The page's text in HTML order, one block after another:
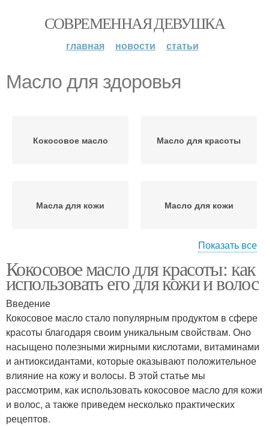
СОВРЕМЕННАЯ ДЕВУШКА
главная новости статьи
Масло для здоровья
Кокосовое масло Масло для красоты
Масла для кожи Масло для кожи
Масла для волос Масло для волос
Масло в кулинарии Масло для ухода
Масло для удаления
Масло для
приготовления
Показать все
Кокосовое масло для красоты: как
использовать его для кожи и волос
Введение
Кокосовое масло стало популярным продуктом в сфере
красоты благодаря своим уникальным свойствам. Оно
насыщено полезными жирными кислотами, витаминами
и антиоксидантами, которые оказывают положительное
влияние на кожу и волосы. В этой статье мы
рассмотрим, как использовать кокосовое масло для кожи
и волос, а также приведем несколько практических
рецептов.